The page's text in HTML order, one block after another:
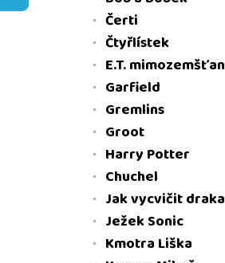
Čerti
Čtyřlístek
E.T. mimozemšťan
Garfield
Gremlins
Groot
Harry Potter
Chuchel
Jak vycvičit draka
Ježek Sonic
Kmotra Liška